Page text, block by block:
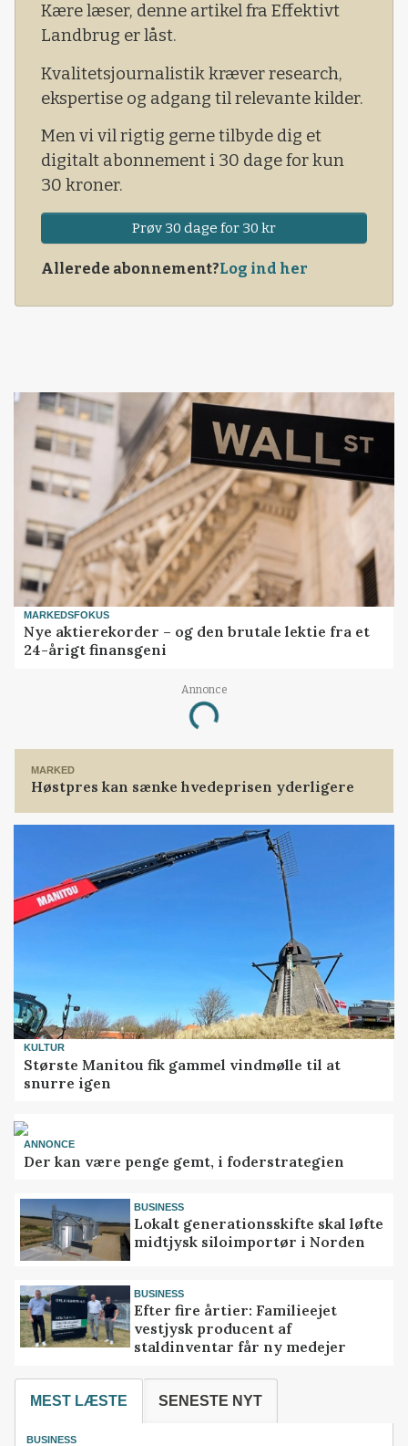
Kære læser, denne artikel fra Effektivt
Landbrug er låst.
Kvalitetsjournalistik kræver research,
ekspertise og adgang til relevante kilder.
Men vi vil rigtig gerne tilbyde dig et
digitalt abonnement i 30 dage for kun
30 kroner.
Prøv 30 dage for 30 kr
Allerede abonnement?Log ind her
MARKEDSFOKUS
Nye aktierekorder – og den brutale lektie fra et
24-årigt finansgeni
Annonce
Loading...
MARKED
Høstpres kan sænke hvedeprisen yderligere
KULTUR
Største Manitou fik gammel vindmølle til at
snurre igen
ANNONCE
Der kan være penge gemt, i foderstrategien
BUSINESS
Lokalt generationsskifte skal løfte
midtjysk siloimportør i Norden
BUSINESS
Efter fire årtier: Familieejet
vestjysk producent af
staldinventar får ny medejer
MEST LÆSTE SENESTE NYT
BUSINESS